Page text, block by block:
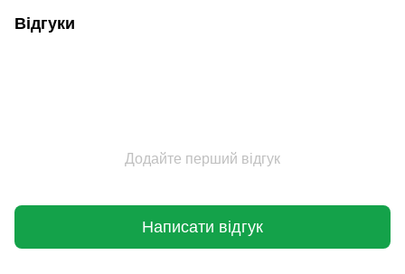
Відгуки
Додайте перший відгук
Написати відгук